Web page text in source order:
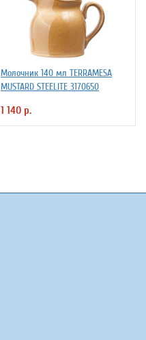
Молочник 140 мл TERRAMESA
MUSTARD STEELITE 3170650
1 140 р.